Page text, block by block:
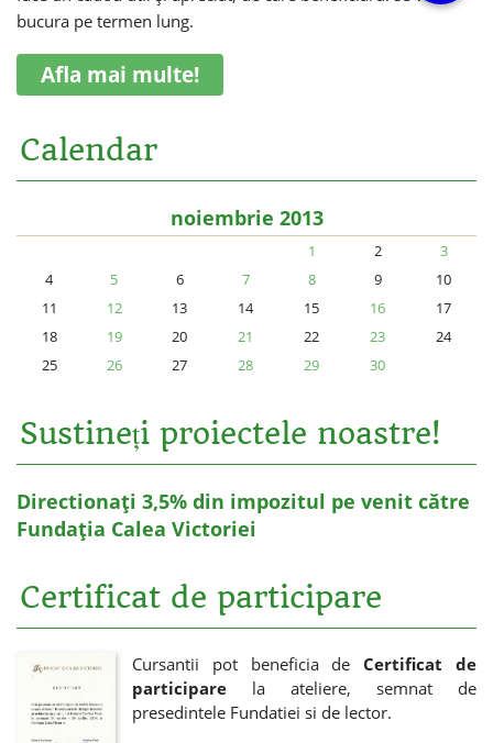
bucura pe termen lung.
Afla mai multe!
Calendar
noiembrie 2013
1 2
3
4
5 6 7 8 9
10
11
12 13 14 15 16
17
18
19 20 21 22 23
24
25
26 27 28 29 30
Sustineți proiectele noastre!
Directionați 3,5% din impozitul pe venit către
Fundația Calea Victoriei
Certificat de participare
Cursantii pot beneficia de Certificat de
participare la ateliere, semnat de
presedintele Fundatiei si de lector.